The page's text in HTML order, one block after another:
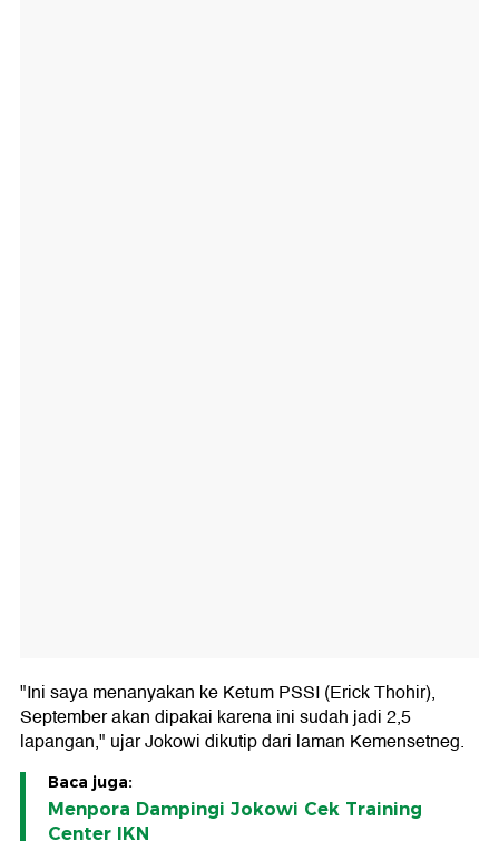
"Ini saya menanyakan ke Ketum PSSI (Erick Thohir),
September akan dipakai karena ini sudah jadi 2,5
lapangan," ujar Jokowi dikutip dari laman Kemensetneg.
Baca juga:
Menpora Dampingi Jokowi Cek Training
Center IKN